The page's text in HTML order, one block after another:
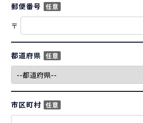
郵便番号 任意
〒
都道府県 任意
市区町村 任意